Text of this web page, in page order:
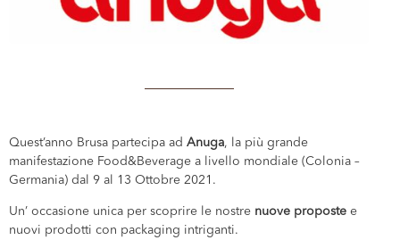
Quest’anno Brusa partecipa ad Anuga, la più grande
manifestazione Food&Beverage a livello mondiale (Colonia –
Germania) dal 9 al 13 Ottobre 2021.
Un’ occasione unica per scoprire le nostre nuove proposte e
nuovi prodotti con packaging intriganti.